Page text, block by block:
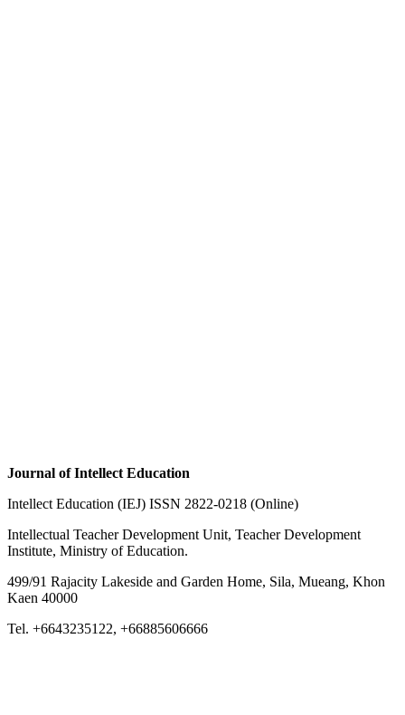
Journal of Intellect Education
Intellect Education (IEJ) ISSN 2822-0218 (Online)
Intellectual Teacher Development Unit, Teacher Development
Institute, Ministry of Education.
499/91 Rajacity Lakeside and Garden Home, Sila, Mueang, Khon
Kaen 40000
Tel. +6643235122, +66885606666